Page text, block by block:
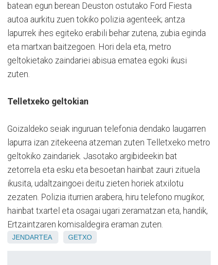
batean egun berean Deuston ostutako Ford Fiesta
autoa aurkitu zuen tokiko polizia agenteek; antza
lapurrek ihes egiteko erabili behar zutena, zubia eginda
eta martxan baitzegoen. Hori dela eta, metro
geltokietako zaindariei abisua ematea egoki ikusi
zuten.
Telletxeko geltokian
Goizaldeko seiak inguruan telefonia dendako laugarren
lapurra izan zitekeena atzeman zuten Telletxeko metro
geltokiko zaindariek. Jasotako argibideekin bat
zetorrela eta esku eta besoetan hainbat zauri zituela
ikusita, udaltzaingoei deitu zieten horiek atxilotu
zezaten. Polizia iturrien arabera, hiru telefono mugikor,
hainbat txartel eta osagai ugari zeramatzan eta, handik,
Ertzaintzaren komisaldegira eraman zuten.
JENDARTEA GETXO